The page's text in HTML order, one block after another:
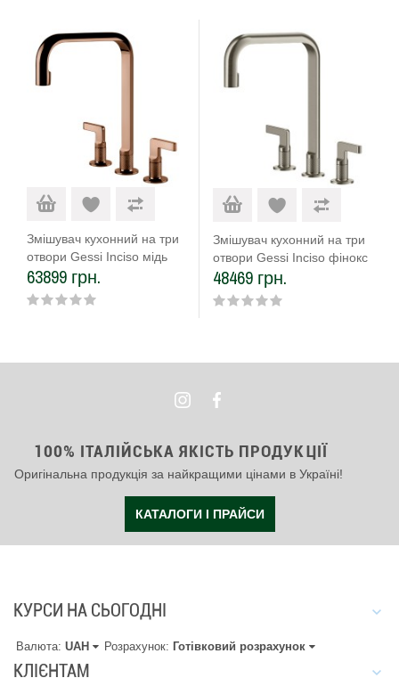
Змішувач кухонний на три
отвори Gessi Inciso мідь
PVD (58701#030)
63899 грн.
Змішувач кухонний на три
отвори Gessi Inciso фінокс
(58701#149)
48469 грн.
100% ІТАЛІЙСЬКА ЯКІСТЬ ПРОДУКЦІЇ
Оригінальна продукція за найкращими цінами в Україні!
КАТАЛОГИ І ПРАЙСИ
КУРСИ НА СЬОГОДНІ
Валюта: UAH Розрахунок: Готівковий розрахунок
КЛІЄНТАМ